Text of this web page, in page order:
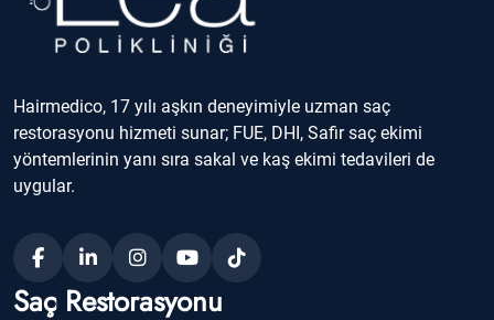
Hairmedico, 17 yılı aşkın deneyimiyle uzman saç
restorasyonu hizmeti sunar; FUE, DHI, Safir saç ekimi
yöntemlerinin yanı sıra sakal ve kaş ekimi tedavileri de
uygular.
Saç Restorasyonu